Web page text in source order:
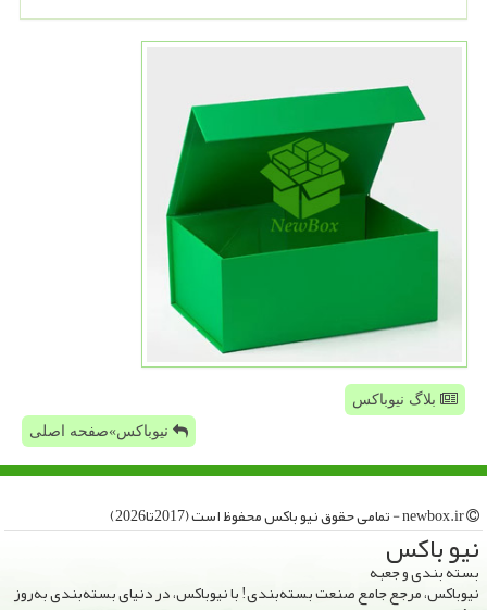
بلاگ نیوباکس
نیوباکس»صفحه اصلی
نیو باكس
بسته بندی و جعبه
نیوباکس، مرجع جامع صنعت بسته‌بندی! با نیوباکس، در دنیای بسته‌بندی به‌روز